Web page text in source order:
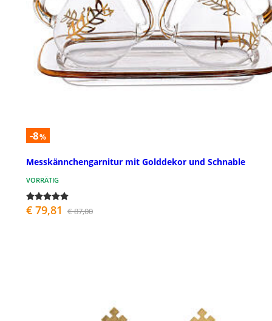
-8%
Messkännchengarnitur mit Golddekor und Schnable
VORRÄTIG
€ 79,81 € 87,00